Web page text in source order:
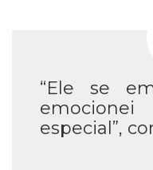
“Ele se
especial”,